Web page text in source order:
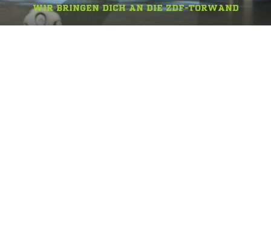
WIR BRINGEN DICH AN DIE ZDF-TORWAND